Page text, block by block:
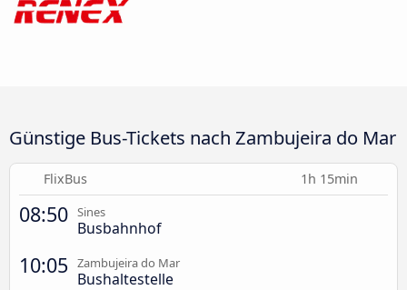
Günstige Bus-Tickets nach Zambujeira do Mar
FlixBus 1h 15min
08:50 Sines
Busbahnhof
10:05 Zambujeira do Mar
Bushaltestelle